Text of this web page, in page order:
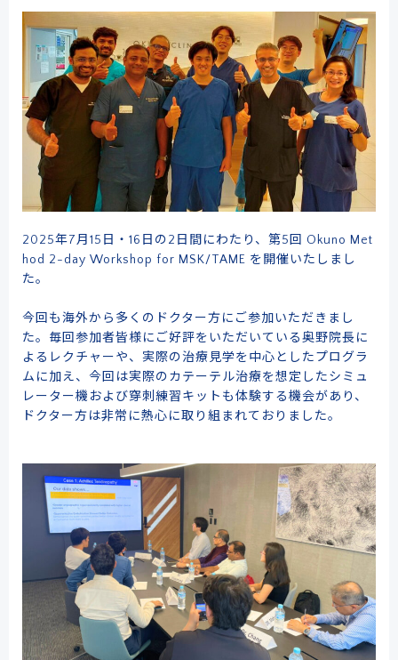
2025年7月15日・16日の2日間にわたり、第5回 Okuno Met
hod 2-day Workshop for MSK/TAME を開催いたしまし
た。
今回も海外から多くのドクター方にご参加いただきまし
た。毎回参加者皆様にご好評をいただいている奥野院長に
よるレクチャーや、実際の治療見学を中心としたプログラ
ムに加え、今回は実際のカテーテル治療を想定したシミュ
レーター機および穿刺練習キットも体験する機会があり、
ドクター方は非常に熱心に取り組まれておりました。